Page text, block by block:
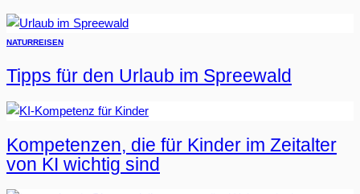
NATURREISEN
Tipps für den Urlaub im Spreewald
Kompetenzen, die für Kinder im Zeitalter
von KI wichtig sind